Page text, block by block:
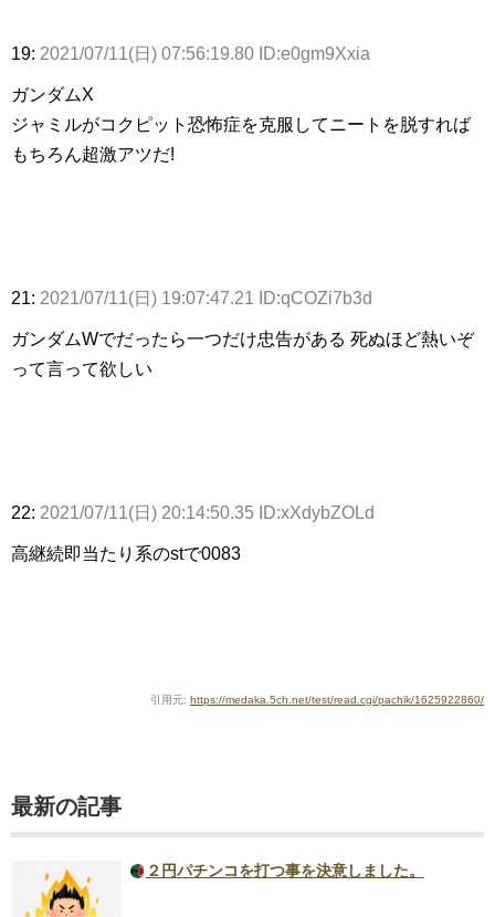
19: 2021/07/11(日) 07:56:19.80 ID:e0gm9Xxia
ガンダムX
ジャミルがコクピット恐怖症を克服してニートを脱すれば
もちろん超激アツだ!
21: 2021/07/11(日) 19:07:47.21 ID:qCOZi7b3d
ガンダムWでだったら一つだけ忠告がある 死ぬほど熱いぞ
って言って欲しい
22: 2021/07/11(日) 20:14:50.35 ID:xXdybZOLd
高継続即当たり系のstで0083
引用元: https://medaka.5ch.net/test/read.cgi/pachik/1625922860/
最新の記事
２円パチンコを打つ事を決意しました。